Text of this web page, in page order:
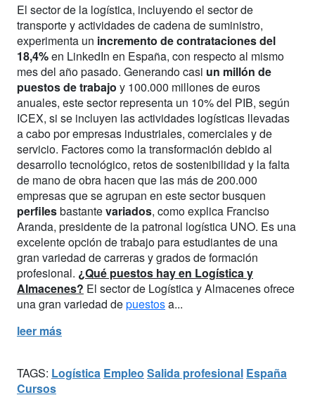
El sector de la logística, incluyendo el sector de
transporte y actividades de cadena de suministro,
experimenta un incremento de contrataciones del
18,4%en LinkedIn en España, con respecto al mismo
mes del año pasado. Generando casi un millón de
puestos de trabajo y 100.000 millones de euros
anuales, este sector representa un 10% del PIB, según
ICEX, si se incluyen las actividades logísticas llevadas
a cabo por empresas industriales, comerciales y de
servicio. Factores como la transformación debido al
desarrollo tecnológico, retos de sostenibilidad y la falta
de mano de obra hacen que las más de 200.000
empresas que se agrupan en este sector busquen
perfilesbastantevariados, como explica Franciso
Aranda, presidente de la patronal logística UNO. Es una
excelente opción de trabajo para estudiantes de una
gran variedad de carreras y grados de formación
profesional. ¿Qué puestos hay en Logística y
Almacenes? El sector de Logística y Almacenes ofrece
una gran variedad depuestosa...
leer más
TAGS: Logística Empleo Salida profesional España
Cursos